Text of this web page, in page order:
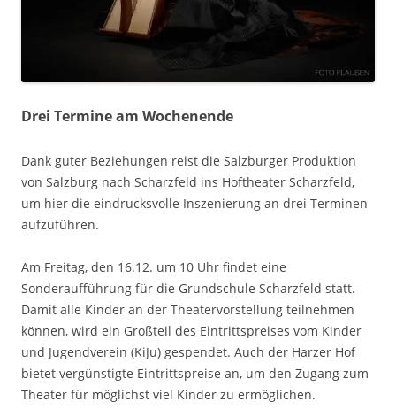
Drei Termine am Wochenende
Dank guter Beziehungen reist die Salzburger Produktion
von Salzburg nach Scharzfeld ins Hoftheater Scharzfeld,
um hier die eindrucksvolle Inszenierung an drei Terminen
aufzuführen.
Am Freitag, den 16.12. um 10 Uhr findet eine
Sonderaufführung für die Grundschule Scharzfeld statt.
Damit alle Kinder an der Theatervorstellung teilnehmen
können, wird ein Großteil des Eintrittspreises vom Kinder
und Jugendverein (KiJu) gespendet. Auch der Harzer Hof
bietet vergünstigte Eintrittspreise an, um den Zugang zum
Theater für möglichst viel Kinder zu ermöglichen.